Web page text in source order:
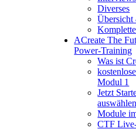
Diverses
Übersicht
ACreate The
Power-Training
Was ist
Modul 1
Jetzt
auswählen
Module
CTF